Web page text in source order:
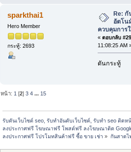
sparkthai1
Hero Member
กระทู้: 2693
Re: กั
อัตโน
ควบคุมการ
« ตอบกลับ
11:08:25 AM
ดันกระทู้
หน้า: 1 [2]3 4 ... 15
รับดันเว็บไซต์ seo, รับทำอันดับเว็บไซต์, รับทำ seo ติดห
ลงประกาศฟรี โฆษณาฟรี โพสต์ฟรี ลงโฆษณาติด
ลงประกาศฟรี โปรโมทสินค้าฟรี ซื้อ ขาย เช่า » กันสาดไ